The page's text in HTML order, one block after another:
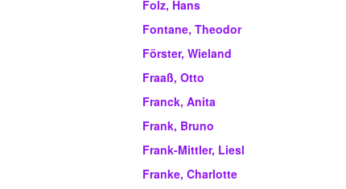
Folz, Hans
Fontane, Theodor
Förster, Wieland
Fraaß, Otto
Franck, Anita
Frank, Bruno
Frank-Mittler, Liesl
Franke, Charlotte